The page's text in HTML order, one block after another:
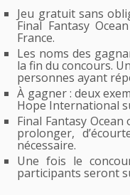
Jeu gratuit sans
Final Fantasy
France.
Les noms des
la fin du concours.
personnes ayant
À gagner : deux
Hope International
Final Fantasy
prolonger,
nécessaire.
Une fois le
participants seront